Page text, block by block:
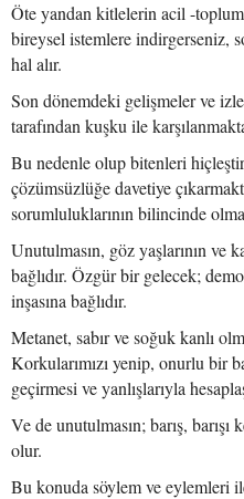
Öte yandan kitlelerin acil -
bireysel istemlere indirgerseniz,
hal alır.
Son dönemdeki gelişmeler ve
tarafından kuşku ile
Bu nedenle olup bitenleri
çözümsüzlüğe davetiye
sorumluluklarının bilincinde
Unutulmasın, göz yaşlarının ve
bağlıdır. Özgür bir gelecek;
inşasına bağlıdır.
Metanet, sabır ve soğuk kanlı
Korkularımızı yenip, onurlu bir
geçirmesi ve yanlışlarıyla
Ve de unutulmasın; barış,
olur.
Bu konuda söylem ve eylemleri